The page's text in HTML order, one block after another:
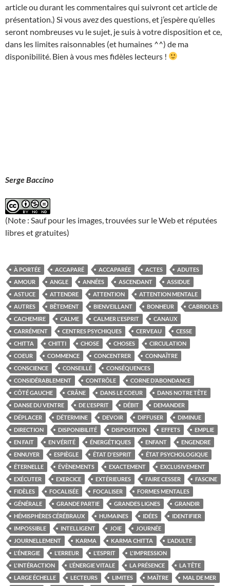
article ou durant les commentaires qui suivront cet article de
présentation.) Si vous avez des questions, et j’espère qu’elles
seront nombreuses vu le sujet, je suis à votre disposition et ce,
dans les limites raisonnables (et humaines ^^) de ma
disponibilité. Bien à vous mes fidèles lecteurs !
Serge Baccino
(Note : Sauf pour les images, trouvées sur le Web et réputées
libres et gratuites)
À PORTÉE ACCAPARÉ ACCAPARÉE ACTES
ADUTES
AMOUR
ANGLE ANNÉES ASCENDANT
ASSIDUE
ASTUCE
ATTENDRE ATTENTION
ATTENTION MENTALE
AUTRES
BÊTEMENT BIENVEILLANT BONHEUR
CABRIOLES
CACHEMIRE
CALME CALMER L'ESPRIT
CANAUX
CARRÉMENT
CENTRES PSYCHIQUES CERVEAU
CESSE
CHITTA
CHITTI CHOSE CHOSES
CIRCULATION
COEUR
COMMENCE CONCENTRER
CONNAÎTRE
CONSCIENCE
CONSEILLÉ
CONSÉQUENCES
CONSIDÉRABLEMENT
CONTRÔLE
CORNE D’ABONDANCE
CÔTÉ GAUCHE
CRÂNE DANS LE COEUR
DANS NOTRE TÊTE
DANSE DU VENTRE
DE L'ESPRIT DÉBIT
DEMANDER
DÉPLACER
DÉTERMINE DEVOIR DIFFUSER
DIMINUE
DIRECTION
DISPONIBILITÉ DISPOSITION EFFETS
EMPLIE
EN FAIT
EN VÉRITÉ ÉNERGÉTIQUES ENFANT
ENGENDRE
ENNUYER
ESPIÈGLE ÉTAT D'ESPRIT
ÉTAT PSYCHOLOGIQUE
ÉTERNELLE
ÉVÈNEMENTS EXACTEMENT
EXCLUSIVEMENT
EXÉCUTER
EXERCICE EXTÉRIEURES FAIRE CESSER
FASCINE
FIDÈLES
FOCALISÉE FOCALISER
FORMES MENTALES
GÉNÉRALE
GRANDE PARTIE GRANDES LIGNES
GRANDIR
HÉMISPHÈRES CÉRÉBRAUX
HUMAINES IDÉES
IDENTIFIER
IMPOSSIBLE
INTELLIGENT JOIE
JOURNÉE
JOURNELLEMENT
KARMA KARMA CHITTA
L'ADULTE
L'ÉNERGIE
L'ERREUR L'ESPRIT
L'IMPRESSION
L'INTÉRACTION
L’ÉNERGIE VITALE LA PRÉSENCE
LA TÊTE
LARGE ÉCHELLE
LECTEURS LIMITES MAÎTRE MAL DE MER